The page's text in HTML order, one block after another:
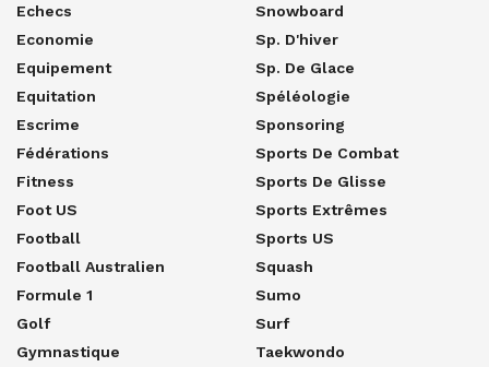
Echecs
Economie
Equipement
Equitation
Escrime
Fédérations
Fitness
Foot US
Football
Football Australien
Formule 1
Golf
Gymnastique
Snowboard
Sp. D'hiver
Sp. De Glace
Spéléologie
Sponsoring
Sports De Combat
Sports De Glisse
Sports Extrêmes
Sports US
Squash
Sumo
Surf
Taekwondo